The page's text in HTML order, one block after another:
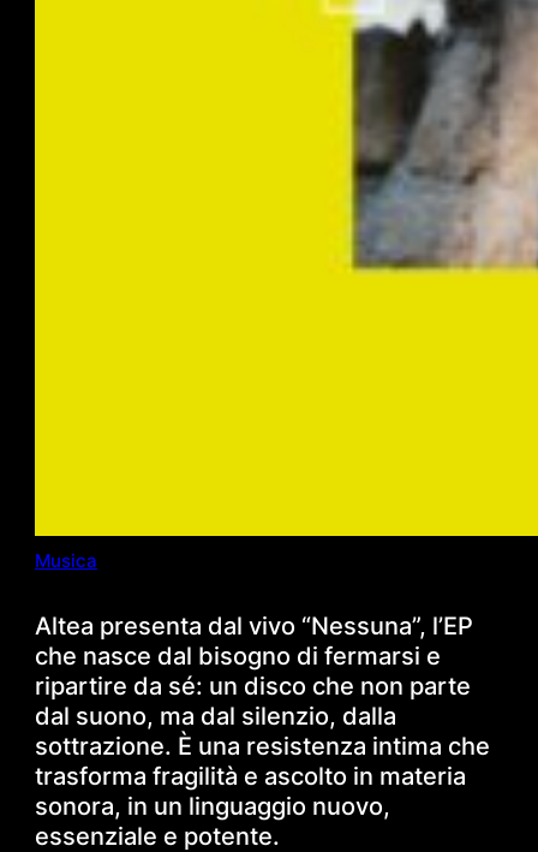
Musica
Altea presenta dal vivo “Nessuna”, l’EP
che nasce dal bisogno di fermarsi e
ripartire da sé: un disco che non parte
dal suono, ma dal silenzio, dalla
sottrazione. È una resistenza intima che
trasforma fragilità e ascolto in materia
sonora, in un linguaggio nuovo,
essenziale e potente.